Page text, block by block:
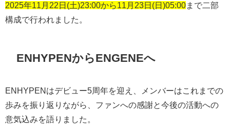
2025年11月22日(土)23:00から11月23日(日)05:00まで二部
構成で行われました。
ENHYPENからENGENEへ
ENHYPEN はデビュー5周年を迎え、メンバーはこれまでの
歩みを振り返りながら、ファンへの感謝と今後の活動への
意気込みを語りました。